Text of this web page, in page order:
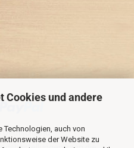
Cookies und andere
Technologien, auch von
der Website zu
Deutschland